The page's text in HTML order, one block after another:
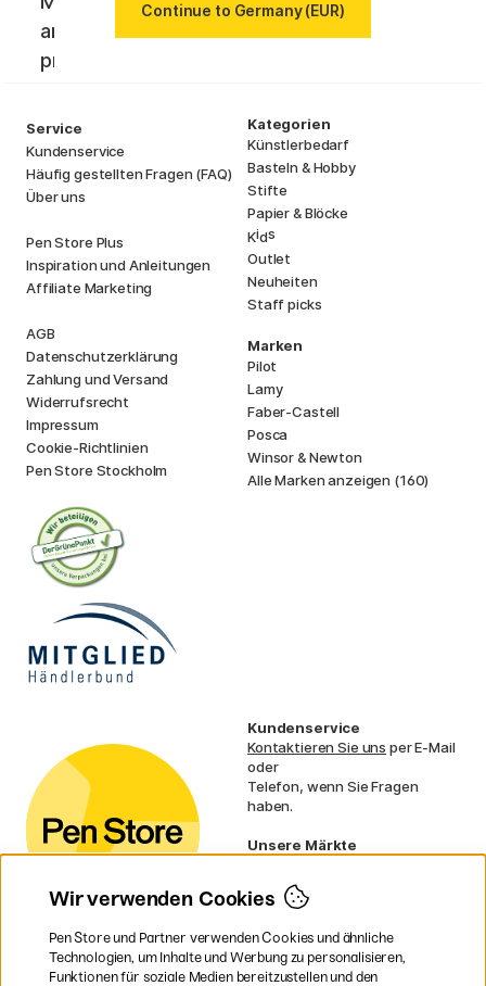
an. Erhalte die aktuellsten News und
profitiere von tollen Angeboten!
Service
Kundenservice
Häufig gestellten Fragen (FAQ)
Über uns
Pen Store Plus
Inspiration und Anleitungen
Affiliate Marketing
AGB
Datenschutzerklärung
Zahlung und Versand
Widerrufsrecht
Impressum
Cookie-Richtlinien
Pen Store Stockholm
Kategorien
Künstlerbedarf
Basteln & Hobby
Stifte
Papier & Blöcke
Kids
Outlet
Neuheiten
Staff picks
Marken
Pilot
Lamy
Faber-Castell
Posca
Winsor & Newton
Alle Marken anzeigen (160)
Kundenservice
Kontaktieren Sie uns per E-Mail
oder
Telefon, wenn Sie Fragen
haben.
Unsere Märkte
Norwegen
Dänemark
Frankreich
Irland
Niederlande
Continue to Germany (EUR)
Wir verwenden Cookies
Pen Store und Partner verwenden Cookies und ähnliche
Technologien, um Inhalte und Werbung zu personalisieren,
Funktionen für soziale Medien bereitzustellen und den